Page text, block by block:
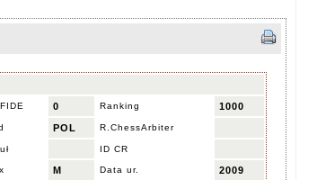
0 Ranking 1000
POL R.ChessArbiter
ID CR
M Data ur. 2009